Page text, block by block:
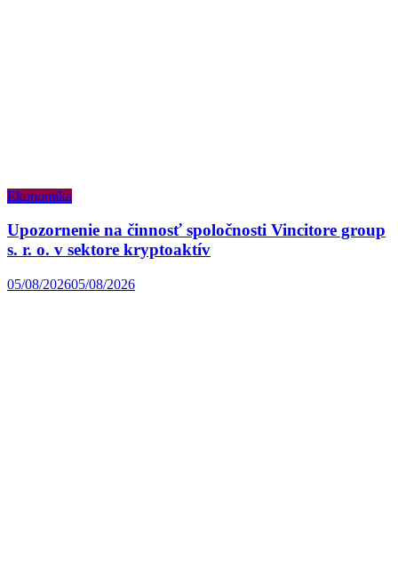
Ekonomika
Upozornenie na činnosť spoločnosti Vincitore group
s. r. o. v sektore kryptoaktív
05/08/202605/08/2026